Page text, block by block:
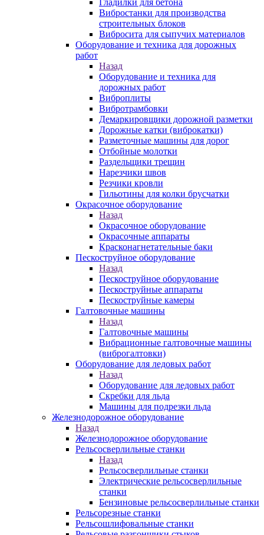
Гладилки для бетона
Вибростанки для производства
строительных блоков
Вибросита для сыпучих материалов
Оборудование и техника для дорожных
работ
Назад
Оборудование и техника для
дорожных работ
Виброплиты
Вибротрамбовки
Демаркировщики дорожной разметки
Дорожные катки (виброкатки)
Разметочные машины для дорог
Отбойные молотки
Раздельщики трещин
Нарезчики швов
Резчики кровли
Гильотины для колки брусчатки
Окрасочное оборудование
Назад
Окрасочное оборудование
Окрасочные аппараты
Красконагнетательные баки
Пескоструйное оборудование
Назад
Пескоструйное оборудование
Пескоструйные аппараты
Пескоструйные камеры
Галтовочные машины
Назад
Галтовочные машины
Вибрационные галтовочные машины
(виброгалтовки)
Оборудование для ледовых работ
Назад
Оборудование для ледовых работ
Скребки для льда
Машины для подрезки льда
Железнодорожное оборудование
Назад
Железнодорожное оборудование
Рельсосверлильные станки
Назад
Рельсосверлильные станки
Электрические рельсосверлильные
станки
Бензиновые рельсосверлильные станки
Рельсорезные станки
Рельсошлифовальные станки